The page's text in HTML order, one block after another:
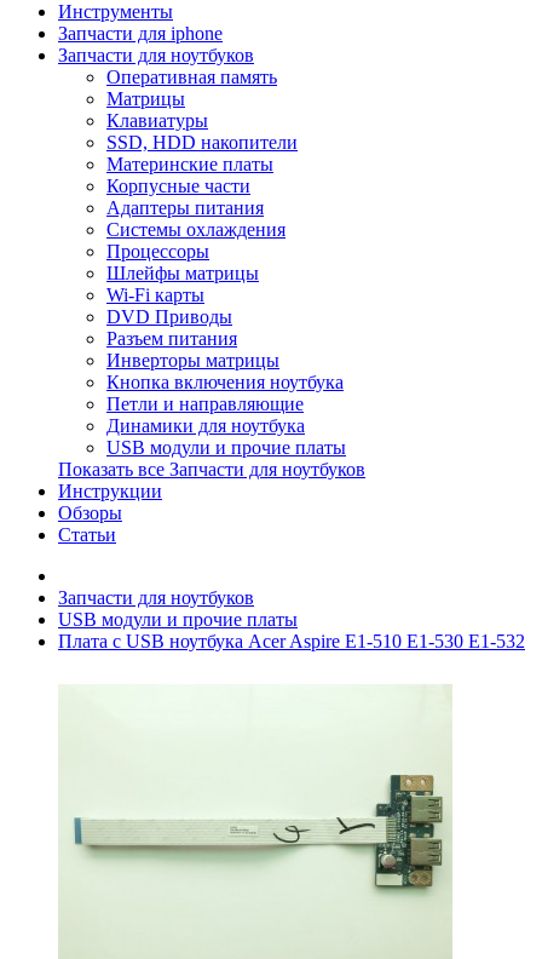
Инструменты
Запчасти для iphone
Запчасти для ноутбуков
Оперативная память
Матрицы
Клавиатуры
SSD, HDD накопители
Материнские платы
Корпусные части
Адаптеры питания
Системы охлаждения
Процессоры
Шлейфы матрицы
Wi-Fi карты
DVD Приводы
Разъем питания
Инверторы матрицы
Кнопка включения ноутбука
Петли и направляющие
Динамики для ноутбука
USB модули и прочие платы
Показать все Запчасти для ноутбуков
Инструкции
Обзоры
Статьи
Запчасти для ноутбуков
USB модули и прочие платы
Плата с USB ноутбука Acer Aspire E1-510 E1-530 E1-532